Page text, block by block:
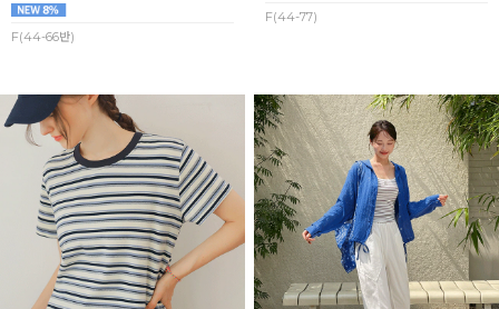
F(44-66반)
F(44-77)